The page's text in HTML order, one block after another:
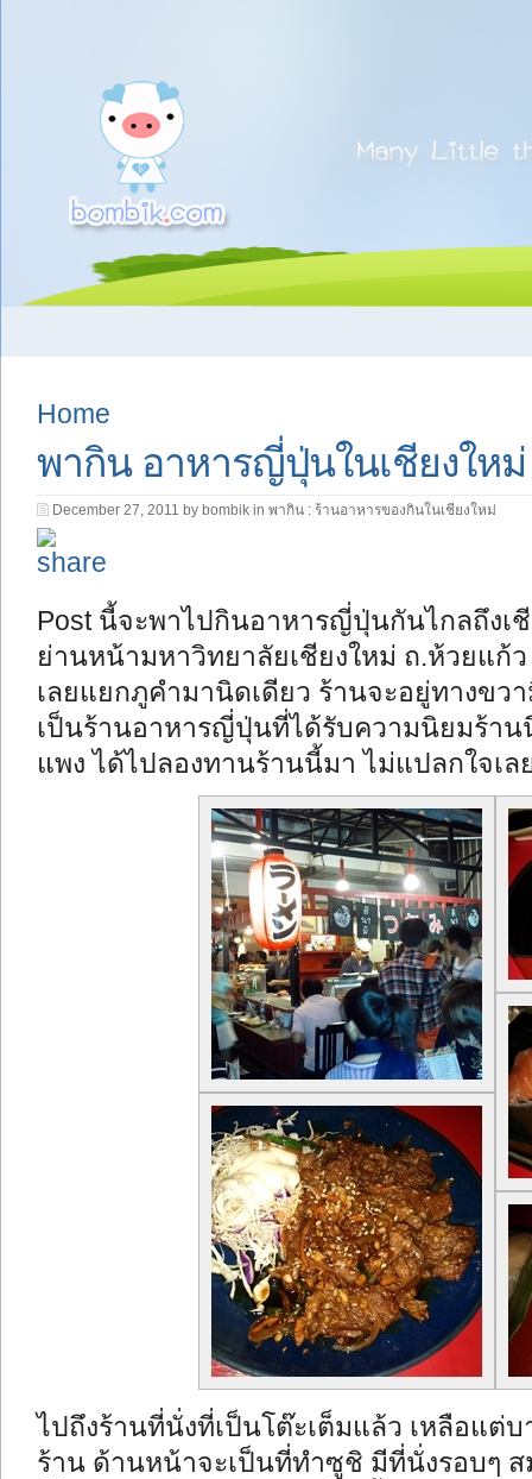
Home
พากิน อาหารญี่ปุ่นในเชียงใหม่
December 27, 2011 by bombik in พากิน : ร้านอาหารของกินในเชียงใหม่
Post นี้จะพาไปกินอาหารญี่ปุ่นกันไกลถึงเ
ย่านหน้ามหาวิทยาลัยเชียงใหม่ ถ.ห้วยแก้
เลยแยกภูคำมานิดเดียว ร้านจะอยู่ทางขว
เป็นร้านอาหารญี่ปุ่นที่ได้รับความนิยมร้าน
แพง ได้ไปลองทานร้านนี้มา ไม่แปลกใจเ
ไปถึงร้านที่นั่งที่เป็นโต๊ะเต็มแล้ว เหลือแต่
ร้าน ด้านหน้าจะเป็นที่ทำซูชิ มีที่นั่งรอบๆ